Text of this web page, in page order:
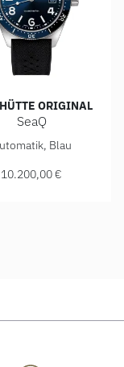
06-60-70, Preis:
ORIGINAL
SeaQ
Original SeaQ,
Blau
10.200,00 €